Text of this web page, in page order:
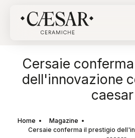
Cersaie
dell'innovazione
caesar
Home
Magazine
Cersaie conferma il prestigio